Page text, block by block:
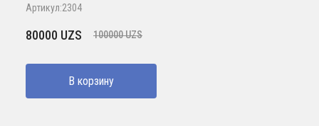
Артикул:2304
100000UZS
Первоначальная
составляла
100000 UZS.
80000 UZS
Текущая
80000 UZS.
В корзину